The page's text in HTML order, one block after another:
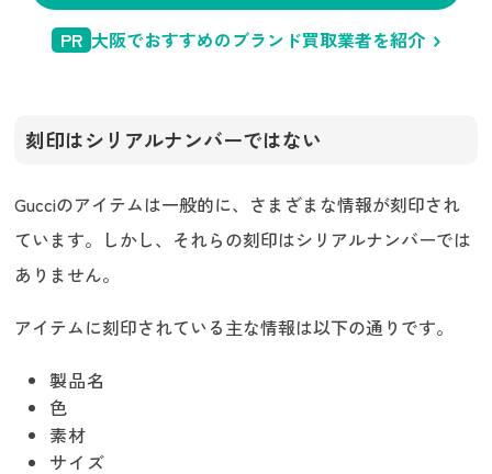
PR 大阪でおすすめのブランド買取業者を紹介
刻印はシリアルナンバーではない
Gucciのアイテムは一般的に、さまざまな情報が刻印され
ています。しかし、それらの刻印はシリアルナンバーでは
ありません。
アイテムに刻印されている主な情報は以下の通りです。
製品名
色
素材
サイズ